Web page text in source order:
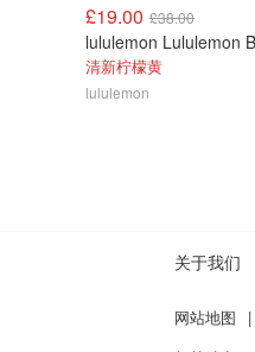
£19.00 £38.00
清新柠檬黄
lululemon
关于我们
网站地图 |